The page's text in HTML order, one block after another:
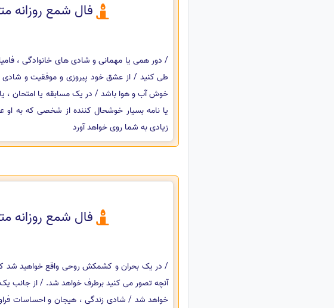
فال شمع روزانه
/ دور همی یا مهمانی و شادی های خانوادگی ،
طی کنید / از عشق خود پیروزی و موفقیت و
خوش آب و هوا باشد / در یک مسابقه یا امتحان ،
یا نامه بسیار خوشحال کننده از شخصی که به
زیادی به شما روی خواهد آورد
فال شمع روزانه
/ در یک بحران و کشمکش روحی واقع خواهید شد که
آنچه تصور می کنید برطرف خواهد شد. / از جانب
خواهد شد / شادی زندگی ، هیجان و احساسات